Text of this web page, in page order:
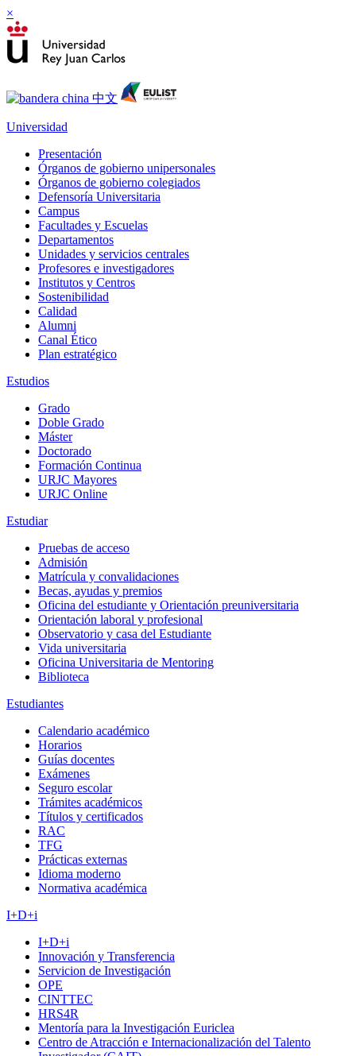
×
Universidad
Presentación
Órganos de gobierno unipersonales
Órganos de gobierno colegiados
Defensoría Universitaria
Campus
Facultades y Escuelas
Departamentos
Unidades y servicios centrales
Profesores e investigadores
Institutos y Centros
Sostenibilidad
Calidad
Alumni
Canal Ético
Plan estratégico
Estudios
Grado
Doble Grado
Máster
Doctorado
Formación Continua
URJC Mayores
URJC Online
Estudiar
Pruebas de acceso
Admisión
Matrícula y convalidaciones
Becas, ayudas y premios
Oficina del estudiante y Orientación preuniversitaria
Orientación laboral y profesional
Observatorio y casa del Estudiante
Vida universitaria
Oficina Universitaria de Mentoring
Biblioteca
Estudiantes
Calendario académico
Horarios
Guías docentes
Exámenes
Seguro escolar
Trámites académicos
Títulos y certificados
RAC
TFG
Prácticas externas
Idioma moderno
Normativa académica
I+D+i
I+D+i
Innovación y Transferencia
Servicion de Investigación
OPE
CINTTEC
HRS4R
Mentoría para la Investigación Euriclea
Centro de Atracción e Internacionalización del Talento